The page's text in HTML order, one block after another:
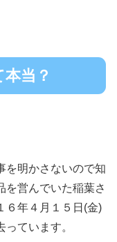
当？
を明かさないので知
を営んでいた稲葉さ
６年４月１５日(金)
ています。